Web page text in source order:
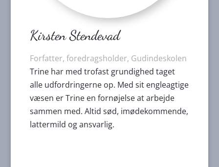
Kirsten Stendevad
Forfatter, foredragsholder, Gudindeskolen
Trine har med trofast grundighed taget
alle udfordringerne op. Med sit engleagtige
væsen er Trine en fornøjelse at arbejde
sammen med. Altid sød, imødekommende,
lattermild og ansvarlig.